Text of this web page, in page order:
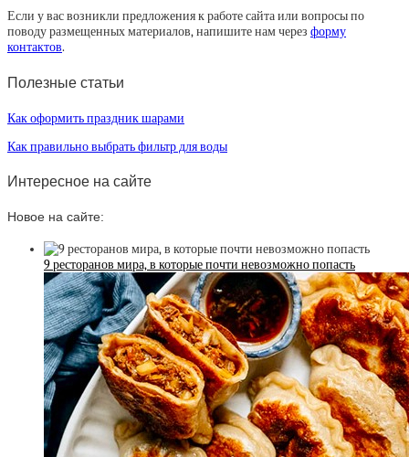
Если у вас возникли предложения к работе сайта или вопросы по
поводу размещенных материалов, напишите нам через форму
контактов.
Полезные статьи
Как оформить праздник шарами
Как правильно выбрать фильтр для воды
Интересное на сайте
Новое на сайте:
9 ресторанов мира, в которые почти невозможно попасть